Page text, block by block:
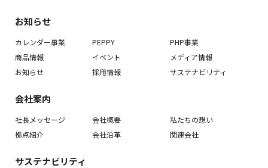
お知らせ
カレンダー事業 PEPPY
PHP事業
商品情報
イベント
メディア情報
お知らせ
採用情報 サステナビリティ
会社案内
社長メッセージ 会社概要
私たちの想い
拠点紹介
会社沿革 関連会社
サステナビリティ